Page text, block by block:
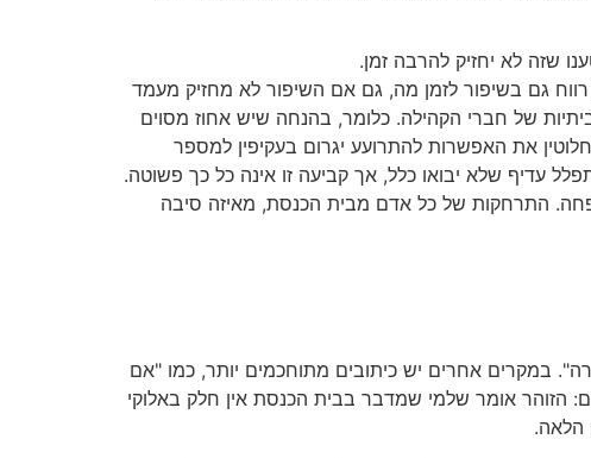
שזה לא יחזיק להרבה זמן.
גם בשיפור לזמן מה, גם אם השיפור לא מחזיק מעמד
של חברי הקהילה. כלומר, בהנחה שיש אחוז מסוים
את האפשרות להתרועע יגרום בעקיפין למספר
עדיף שלא יבואו כלל, אך קביעה זו אינה כל כך פשוטה.
התרחקות של כל אדם מבית הכנסת, מאיזה סיבה
במקרים אחרים יש כיתובים מתוחכמים יותר, כמו "אם
הזוהר אומר שלמי שמדבר בבית הכנסת אין חלק באלוקי
הלאה.